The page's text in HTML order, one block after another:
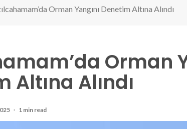
Orman Yangını Denetim Altına Alındı
Orman
Altına Alındı
1 min read